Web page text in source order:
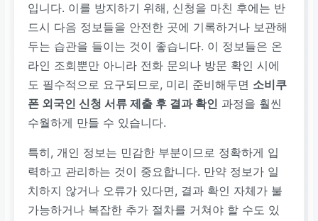
입니다. 이를 방지하기 위해, 신청을 마친 후에는 반
드시 다음 정보들을 안전한 곳에 기록하거나 보관해
두는 습관을 들이는 것이 좋습니다. 이 정보들은 온
라인 조회뿐만 아니라 전화 문의나 방문 확인 시에
도 필수적으로 요구되므로, 미리 준비해두면 소비쿠
폰 외국인 신청 서류 제출 후 결과 확인 과정을 훨씬
수월하게 만들 수 있습니다.
특히, 개인 정보는 민감한 부분이므로 정확하게 입
력하고 관리하는 것이 중요합니다. 만약 정보가 일
치하지 않거나 오류가 있다면, 결과 확인 자체가 불
가능하거나 복잡한 추가 절차를 거쳐야 할 수도 있